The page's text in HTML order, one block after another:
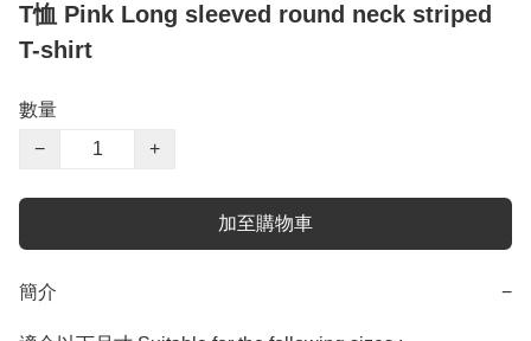
T恤 Pink Long sleeved round neck striped
T-shirt
數量
−
+
加至購物車
簡介 −